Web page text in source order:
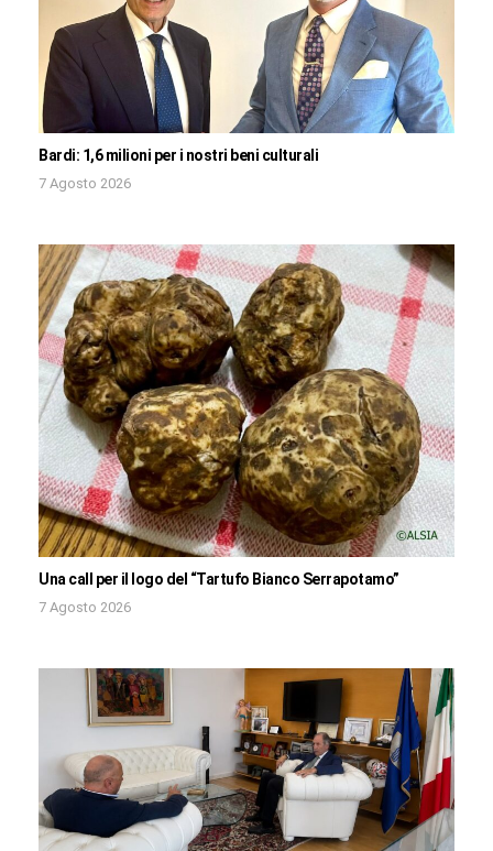
Bardi: 1,6 milioni per i nostri beni culturali
7 Agosto 2026
Una call per il logo del “Tartufo Bianco Serrapotamo”
7 Agosto 2026